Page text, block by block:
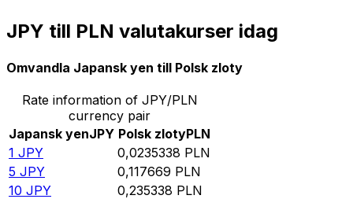
JPY till PLN valutakurser idag
Omvandla Japansk yen till Polsk zloty
Rate information of JPY/PLN
currency pair
Japansk yenJPY Polsk zlotyPLN
1 JPY 0,0235338 PLN
5 JPY 0,117669 PLN
10 JPY 0,235338 PLN